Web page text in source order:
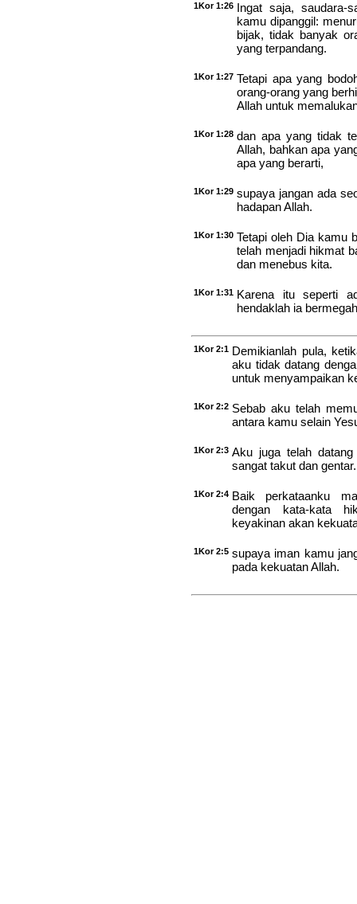
1Kor 1:26 Ingat saja, saudara-
kamu dipanggil:
bijak, tidak banyak
yang terpandang.
1Kor 1:27 Tetapi apa yang
orang-orang yang
Allah untuk
1Kor 1:28 dan apa yang tidak
Allah, bahkan apa
apa yang berarti,
1Kor 1:29 supaya jangan ada
hadapan Allah.
1Kor 1:30 Tetapi oleh Dia kamu
telah menjadi hikmat
dan menebus kita.
1Kor 1:31 Karena itu seperti
hendaklah ia
1Kor 2:1 Demikianlah pula,
aku tidak datang
untuk menyampaikan
1Kor 2:2 Sebab aku telah
antara kamu selain
1Kor 2:3 Aku juga telah
sangat takut dan gentar.
1Kor 2:4 Baik perkataanku
dengan kata-kata
keyakinan akan
1Kor 2:5 supaya iman kamu
pada kekuatan Allah.